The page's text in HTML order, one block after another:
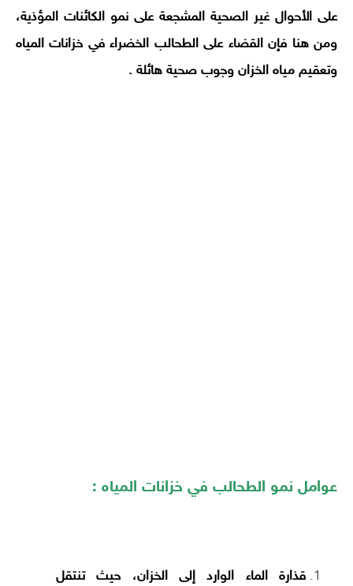
على الأحوال غير الصحية المشجعة على نمو الكائنات المؤذية،
ومن هنا فإن القضاء على الطحالب الخضراء في خزانات المياه
وتعقيم مياه الخزان وجوب صحية هائلة .
عوامل نمو الطحالب في خزانات المياه :
قذارة الماء الوارد إلى الخزان، حيث تنتقل